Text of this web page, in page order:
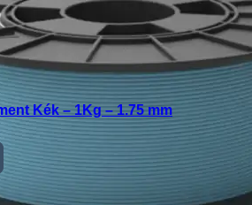
Kék – 1Kg – 1.75 mm